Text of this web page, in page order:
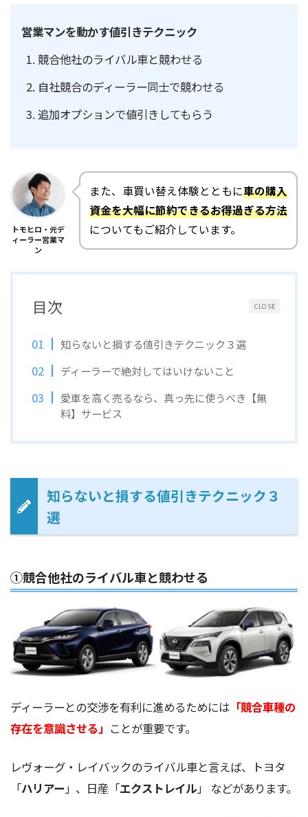
営業マンを動かす値引きテクニック
競合他社のライバル車と競わせる
自社競合のディーラー同士で競わせる
追加オプションで値引きしてもらう
トモヒロ・元デ
ィーラー営業マ
ン
また、車買い替え体験とともに車の購入
資金を大幅に節約できるお得過ぎる方法
についてもご紹介しています。
CLOSE
目次
知らないと損する値引きテクニック３選
ディーラーで絶対してはいけないこと
愛車を高く売るなら、真っ先に使うべき【無
料】サービス
知らないと損する値引きテクニック３
選
①競合他社のライバル車と競わせる
ディーラーとの交渉を有利に進めるためには 「競合車種の
存在を意識させる」 ことが重要です。
レヴォーグ・レイバックのライバル車と言えば、トヨタ
「ハリアー」、日産「エクストレイル」 などがあります。